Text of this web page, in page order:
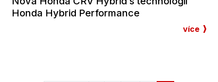
Honda Hybrid Performance
více